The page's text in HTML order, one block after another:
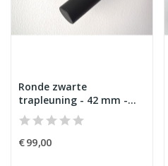
Ronde zwarte
trapleuning - 42 mm -
vlakke steun - Art.nr.
ZW03-002
€ 99,00